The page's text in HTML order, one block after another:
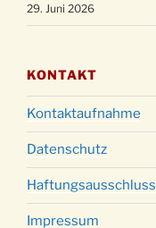
29. Juni 2026
KONTAKT
Kontaktaufnahme
Datenschutz
Haftungsausschluss
Impressum